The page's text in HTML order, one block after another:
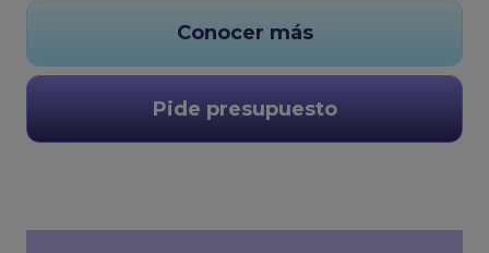
Conocer más
Pide presupuesto